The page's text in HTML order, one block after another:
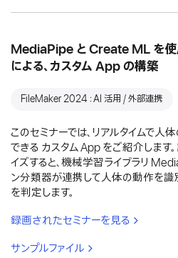
MediaPipe と Create ML を使
による、カスタム App の構築
FileMaker 2024：AI 活用 / 外部連携
このセミナーでは、リアルタイムで人
できる カスタム App をご紹介します
イズすると、機械学習ライブラリ
ン分類器が連携して人体の動作を識
を判定します。
録画されたセミナーを見る
サンプルファイル